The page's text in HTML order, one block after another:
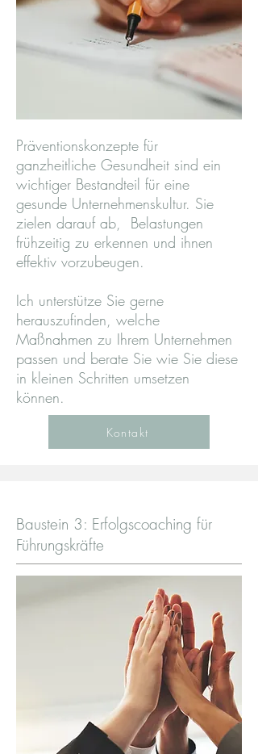
Präventionskonzepte für
ganzheitliche Gesundheit sind ein
wichtiger Bestandteil für eine
gesunde Unternehmenskultur. Sie
zielen darauf ab, Belastungen
frühzeitig zu erkennen und ihnen
effektiv vorzubeugen.
Ich unterstütze Sie gerne
herauszufinden, welche
Maßnahmen zu Ihrem Unternehmen
passen und berate Sie wie Sie diese
in kleinen Schritten umsetzen
können.
Kontakt
Baustein 3: Erfolgscoaching für
Führungskräfte